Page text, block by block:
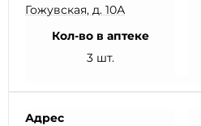
Гожувская, д. 10А
Кол-во в аптеке
3 шт.
Адрес